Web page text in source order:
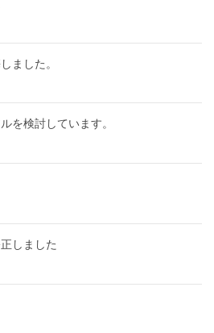
ました。
を検討しています。
しました